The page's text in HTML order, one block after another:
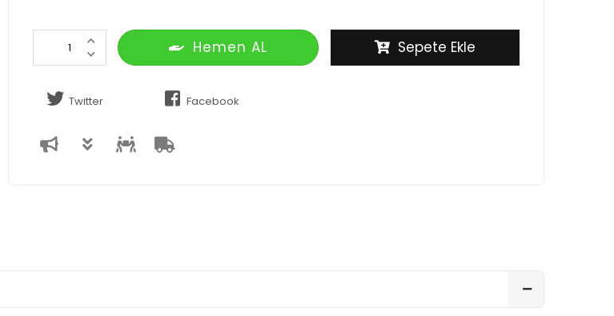
Hemen AL Sepete Ekle
Twitter Facebook